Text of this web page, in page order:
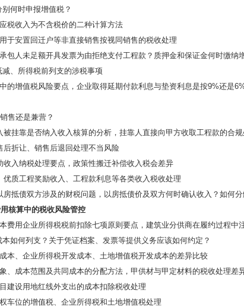
何时申报增值税？
税收入为不含税价的二种计算方法
于安置回迁户等非直接销售按视同销售的税收处理
包人未足额开具发票为由拒绝支付工程款？质押金和保证金何时缴纳
、所得税前列支的涉税事项
的增值税风险要点，企业取得延期付款利息与垫资利息是按9%还是
售还是兼营？
被挂靠是否纳入收入核算的分析，挂靠人直接向甲方收取工程款的合规
后折让、销售后退回处理不当风险
收入纳税处理要点，政策性搬迁补偿收入税会差异
优质工程奖励收入、工程款利息等各类收入税收处理
房抵债双方涉及的财税问题，以房抵债价及双方何时确认收入？如何
核算中的税收风险管控
费用企业所得税税前扣除七项原则要点，建筑业分供商在履约过程中
如何列支？关于凭证档案、发票等提供义务应该如何约定？
本、企业所得税开发成本、土地增值税开发成本的差异比较
、成本范围及共同成本的分配方法，甲供材与甲定材料的税收处理差
建设用地红线外支出的成本扣除税收处理
车位的增值税、企业所得税和土地增值税处理